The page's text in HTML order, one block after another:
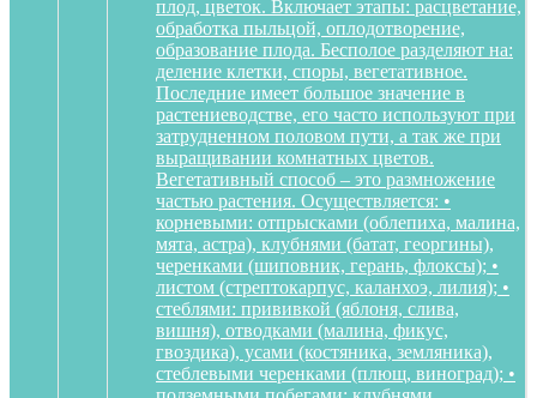
плод, цветок. Включает этапы: расцветание,
обработка пыльцой, оплодотворение,
образование плода. Бесполое разделяют на:
деление клетки, споры, вегетативное.
Последние имеет большое значение в
растениеводстве, его часто используют при
затрудненном половом пути, а так же при
выращивании комнатных цветов.
Вегетативный способ – это размножение
частью растения. Осуществляется: •
корневыми: отпрысками (облепиха, малина,
мята, астра), клубнями (батат, георгины),
черенками (шиповник, герань, флоксы); •
листом (стрептокарпус, каланхоэ, лилия); •
стеблями: прививкой (яблоня, слива,
вишня), отводками (малина, фикус,
гвоздика), усами (костяника, земляника),
стеблевыми черенками (плющ, виноград); •